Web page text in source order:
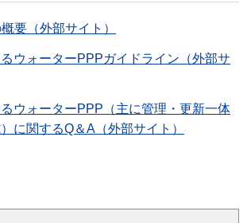
要（外部サイト）
ウォーターPPPガイドライン（外部サ
ウォーターPPP（主に管理・更新一体
に関するQ＆A（外部サイト）